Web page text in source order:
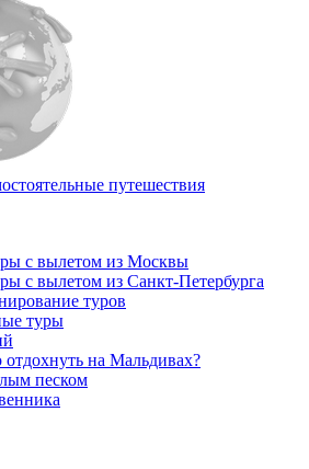
с вылетом из Москвы
с вылетом из Санкт-Петербурга
туров
туры
на Мальдивах?
песком